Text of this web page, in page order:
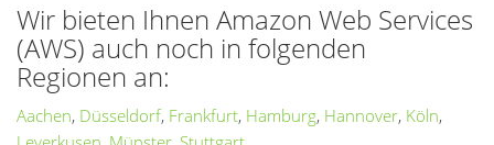
Wir bieten Ihnen Amazon Web Services
(AWS) auch noch in folgenden
Regionen an:
Aachen, Düsseldorf, Frankfurt, Hamburg, Hannover, Köln,